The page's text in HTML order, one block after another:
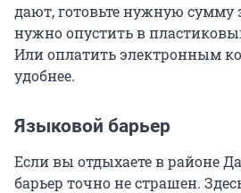
дают, готовьте нужную сумму
нужно опустить в
Или оплатить электронным
удобнее.
Языковой барьер
Если вы отдыхаете в районе
барьер точно не страшен.